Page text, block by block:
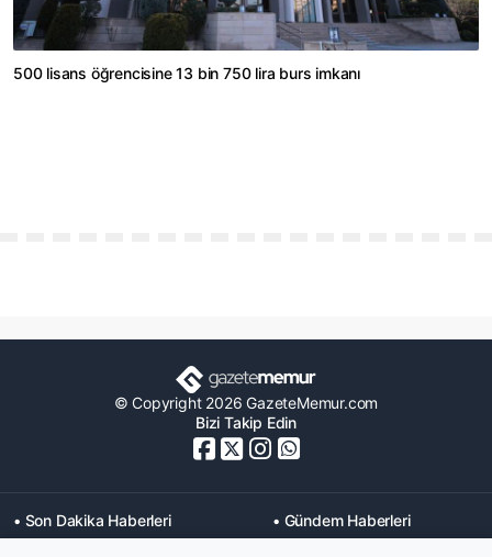
500 lisans öğrencisine 13 bin 750 lira burs imkanı
© Copyright 2026 GazeteMemur.com
Bizi Takip Edin
• Son Dakika Haberleri
• Gündem Haberleri
• Memurlar Haberleri
• KPSS Haberleri